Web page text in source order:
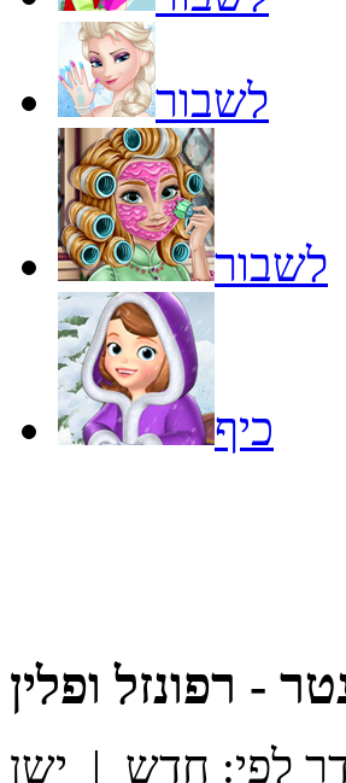
לשבור
לשבור
כיף
- רפונזל ופלין
לפי: חדש | ישן